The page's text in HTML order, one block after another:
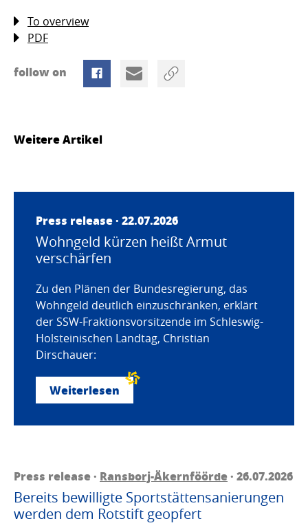
To overview
PDF
follow on
Weitere Artikel
Press release · 22.07.2026
Wohngeld kürzen heißt Armut
verschärfen
Zu den Plänen der Bundesregierung, das
Wohngeld deutlich einzuschränken, erklärt
der SSW-Fraktionsvorsitzende im Schleswig-
Holsteinischen Landtag, Christian
Dirschauer:
Weiterlesen
Press release · Ransborj-Äkernföörde· 26.07.2026
Bereits bewilligte Sportstättensanierungen
werden dem Rotstift geopfert